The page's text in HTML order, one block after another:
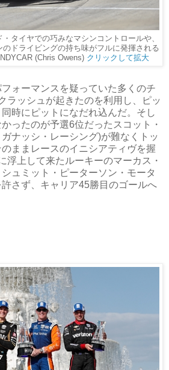
タイヤでの巧みなマシンコントロールや、
ドライビングの持ち味がフルに発揮される
(Chris Owens) クリックして拡大
ォーマンスを疑っていた多くのチ
ラッシュが起きたのを利用し、ピッ
同時にピットになだれ込んだ。そし
ったのが予選6位だったスコット・
ナッシ・レーシング)が難なくトッ
ままレースのイニシアティヴを握
浮上して来たルーキーのマーカス・
ュミット・ピーターソン・モータ
さず、キャリア45勝目のゴールへ